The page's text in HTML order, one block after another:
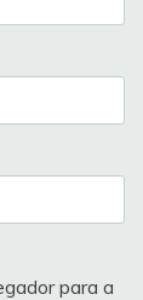
para a